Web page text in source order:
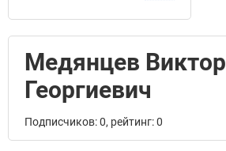
Медянцев Виктор
Георгиевич
Подписчиков: 0, рейтинг: 0